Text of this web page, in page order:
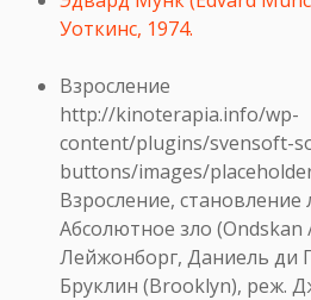
Уоткинс, 1974.
Взросление
http://kinoterapia.info/wp-
content/plugins/svensoft-
buttons/images/
Взросление, становление
Абсолютное зло (Ondskan
Лейжонборг, Даниель ди
Бруклин (Brooklyn), реж.